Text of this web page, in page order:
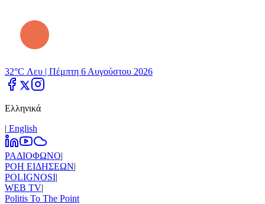
32°C Λευ | Πέμπτη 6 Αυγούστου 2026
Ελληνικά
| Εnglish
ΡΑΔΙΟΦΩΝΟ|
ΡΟΗ ΕΙΔΗΣΕΩΝ|
POLIGNOSI|
WEB TV|
Politis To The Point